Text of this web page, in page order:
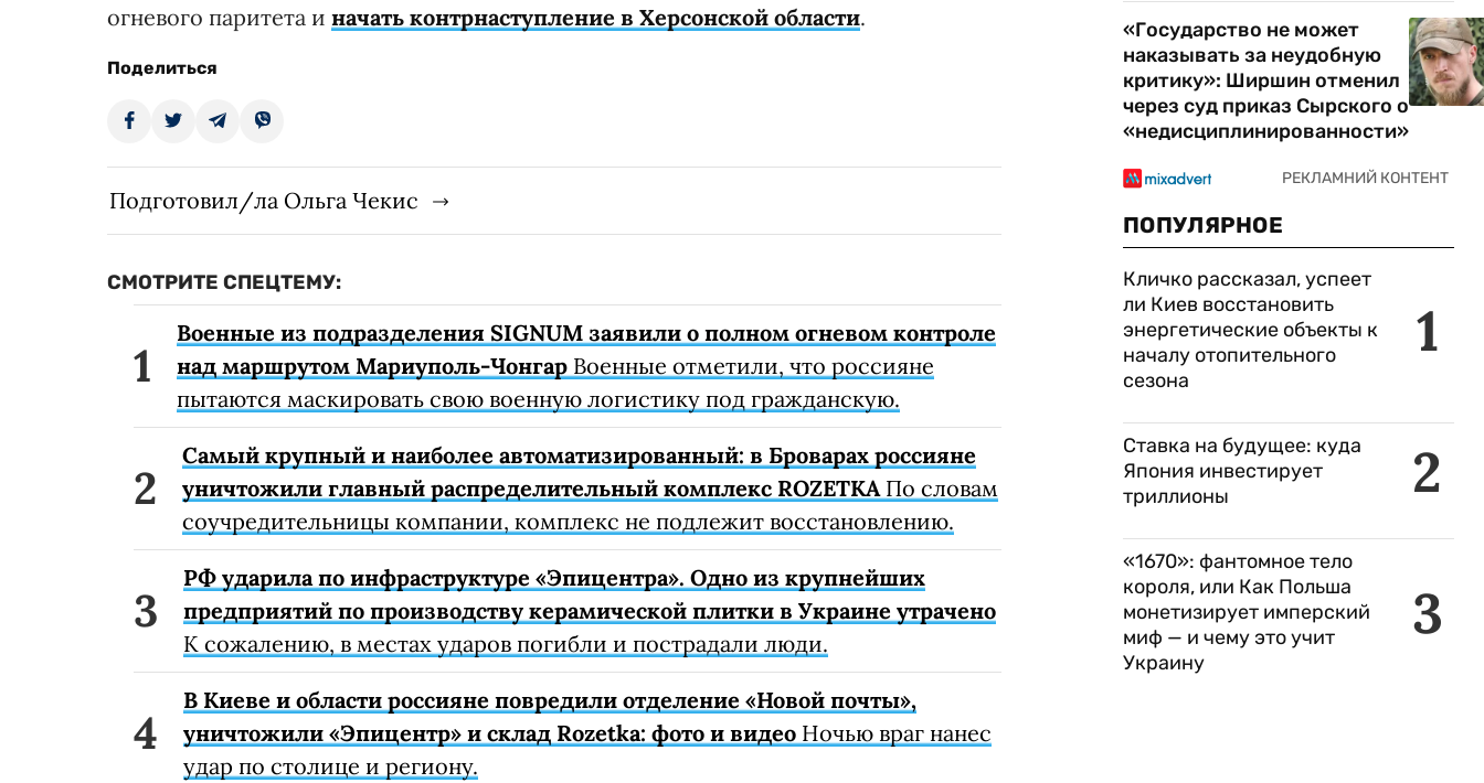
огневого паритета и начать контрнаступление в Херсонской области.
Поделиться
Подготовил/ла Ольга Чекис
СМОТРИТЕ СПЕЦТЕМУ:
Военные из подразделения SIGNUM заявили о полном огневом контроле
над маршрутом Мариуполь-Чонгар Военные отметили, что россияне
пытаются маскировать свою военную логистику под гражданскую.
Самый крупный и наиболее автоматизированный: в Броварах россияне
уничтожили главный распределительный комплекс ROZETKAПо словам
соучредительницы компании, комплекс не подлежит восстановлению.
РФ ударила по инфраструктуре «Эпицентра». Одно из крупнейших
предприятий по производству керамической плитки в Украине утрачено
К сожалению, в местах ударов погибли и пострадали люди.
В Киеве и области россияне повредили отделение «Новой почты»,
уничтожили «Эпицентр» и склад Rozetka: фото и видео Ночью враг нанес
удар по столице и региону.
«Государство не может
наказывать за неудобную
критику»: Ширшин отменил
через суд приказ Сырского о
«недисциплинированности»
ПОПУЛЯРНОЕ
1
Кличко рассказал, успеет
ли Киев восстановить
энергетические объекты к
началу отопительного
сезона
2
Ставка на будущее: куда
Япония инвестирует
триллионы
3
«1670»: фантомное тело
короля, или Как Польша
монетизирует имперский
миф — и чему это учит
Украину